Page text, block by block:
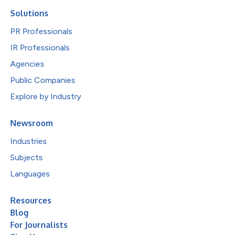
Solutions
PR Professionals
IR Professionals
Agencies
Public Companies
Explore by Industry
Newsroom
Industries
Subjects
Languages
Resources
Blog
For Journalists